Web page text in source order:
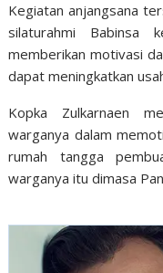
Kegiatan anjangsana
silaturahmi Babinsa
memberikan motivasi
dapat meningkatkan
Kopka Zulkarnaen
warganya dalam
rumah tangga
warganya itu dimasa